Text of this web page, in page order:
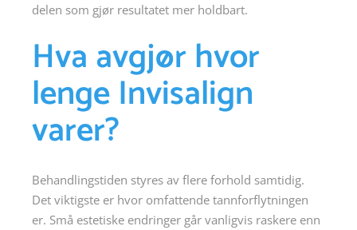
delen som gjør resultatet mer holdbart.
Hva avgjør hvor
lenge Invisalign
varer?
Behandlingstiden styres av flere forhold samtidig.
Det viktigste er hvor omfattende tannforflytningen
er. Små estetiske endringer går vanligvis raskere enn